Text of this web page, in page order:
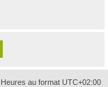
Heures au format UTC+02:00